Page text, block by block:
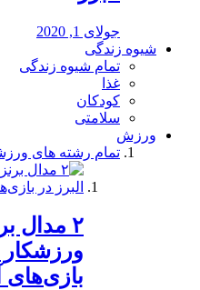
جولای 1, 2020
شیوه زندگی
تمام شیوه زندگی
غذا
کودکان
سلامتی
ورزش
تمام رشته های
ورزشکار
بازی‌های